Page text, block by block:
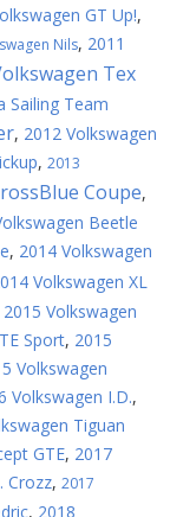
GT Up!,
Nils, 2011
Tex
Sailing Team
, 2012 Volkswagen
, 2013
Coupe,
Beetle
, 2014 Volkswagen
Volkswagen XL
2015 Volkswagen
Sport, 2015
Volkswagen
Volkswagen I.D.,
Tiguan
GTE, 2017
Crozz, 2017
, 2018